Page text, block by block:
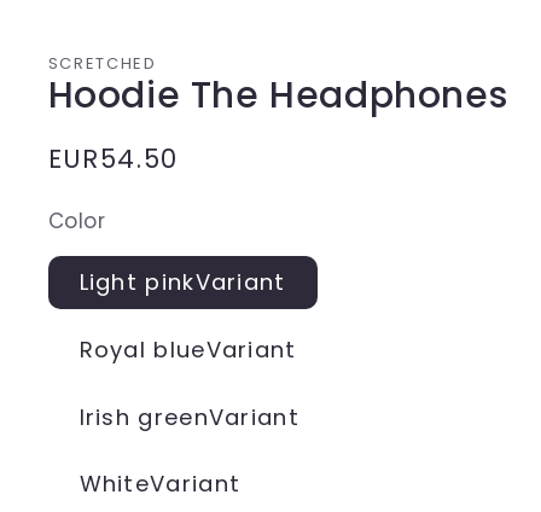
SCRETCHED
Hoodie The Headphones
Normal
EUR54.50
Color
Light pinkVariant
Royal blueVariant
Irish greenVariant
WhiteVariant